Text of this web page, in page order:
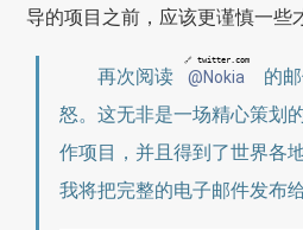
导的项目之前，应该更谨慎一些
再次阅读 @Nokia
🔗 twitter.com
的
怒。这无非是一场精心策划
作项目，并且得到了世界各
我将把完整的电子邮件发布给